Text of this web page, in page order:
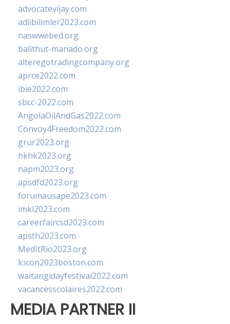
advocatevijay.com
adlibilimler2023.com
naswwebed.org
balithut-manado.org
alteregotradingcompany.org
aprce2022.com
ibie2022.com
sbcc-2022.com
AngolaOilAndGas2022.com
Convoy4Freedom2022.com
grur2023.org
hkhk2023.org
napm2023.org
apsdfd2023.org
forumausape2023.com
imkl2023.com
careerfaircsd2023.com
apsth2023.com
MedItRio2023.org
lcicon2023boston.com
waitangidayfestival2022.com
vacancesscolaires2022.com
MEDIA PARTNER II